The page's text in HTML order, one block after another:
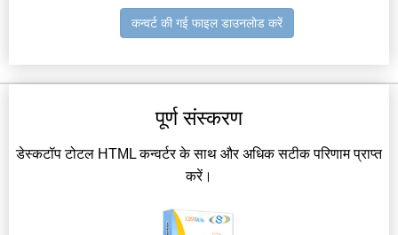
कन्वर्ट की गई फाइल डाउनलोड करें
पूर्ण संस्करण
डेस्कटॉप टोटल HTML कन्वर्टर के साथ और अधिक सटीक परिणाम प्राप्त
करें।